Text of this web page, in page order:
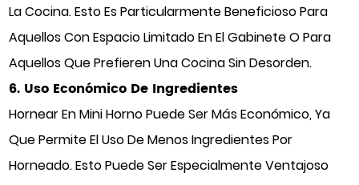
La Cocina. Esto Es Particularmente Beneficioso Para
Aquellos Con Espacio Limitado En El Gabinete O Para
Aquellos Que Prefieren Una Cocina Sin Desorden.
6. Uso Económico De Ingredientes
Hornear En Mini Horno Puede Ser Más Económico, Ya
Que Permite El Uso De Menos Ingredientes Por
Horneado. Esto Puede Ser Especialmente Ventajoso